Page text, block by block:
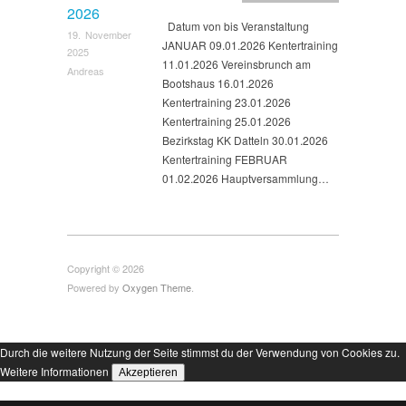
2026
19. November
2025
Andreas
Datum von bis Veranstaltung
JANUAR 09.01.2026 Kentertraining
11.01.2026 Vereinsbrunch am
Bootshaus 16.01.2026
Kentertraining 23.01.2026
Kentertraining 25.01.2026
Bezirkstag KK Datteln 30.01.2026
Kentertraining FEBRUAR
01.02.2026 Hauptversammlung…
Copyright © 2026
Powered by Oxygen Theme
Durch die weitere Nutzung der Seite stimmst du der Verwendung von Cookies zu.
Weitere Informationen
Akzeptieren